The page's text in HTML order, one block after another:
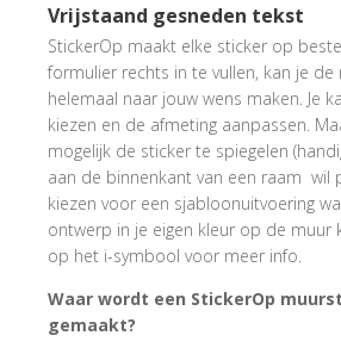
Vrijstaand gesneden tekst
StickerOp maakt elke sticker op
formulier rechts in te vullen, kan je de
helemaal naar jouw wens maken. Je
kiezen en de afmeting aanpassen.
mogelijk de sticker te spiegelen
aan de binnenkant van een raam wil
kiezen voor een sjabloonuitvoering
ontwerp in je eigen kleur op de muur
op het i-symbool voor meer info.
Waar wordt een StickerOp
gemaakt?